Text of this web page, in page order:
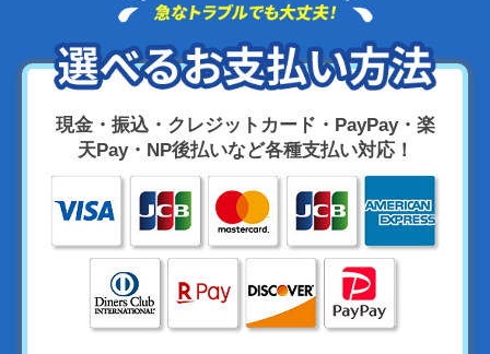
現金・振込・クレジットカード・PayPay・楽
天Pay・NP後払いなど各種支払い対応！